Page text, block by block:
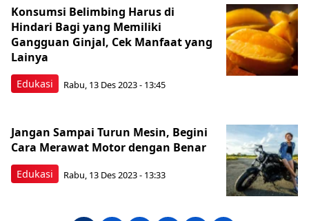
Edukasi
Konsumsi Belimbing Harus di
Hindari Bagi yang Memiliki
Gangguan Ginjal, Cek Manfaat yang
Lainya
Rabu, 13 Des 2023 - 13:45
Edukasi
Jangan Sampai Turun Mesin, Begini
Cara Merawat Motor dengan Benar
Rabu, 13 Des 2023 - 13:33